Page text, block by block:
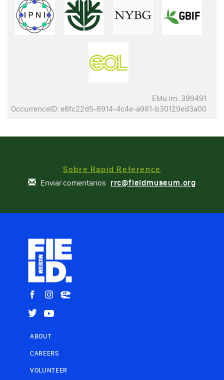
EMu irn: 399491
OccurrenceID: e8fc22d5-6914-4c4e-a981-b30129ed3a00
Sobre Rapid Reference
Enviar comentarios rrc@fieldmuseum.org
ABOUT
CAREERS
VOLUNTEER